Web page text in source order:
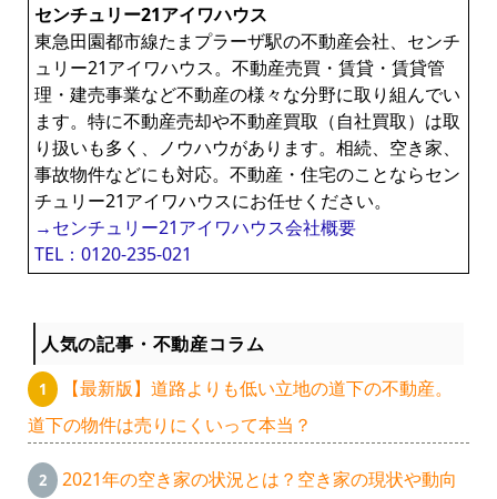
センチュリー21アイワハウス
東急田園都市線たまプラーザ駅の不動産会社、センチ
ュリー21アイワハウス。不動産売買・賃貸・賃貸管
理・建売事業など不動産の様々な分野に取り組んでい
ます。特に不動産売却や不動産買取（自社買取）は取
り扱いも多く、ノウハウがあります。相続、空き家、
事故物件などにも対応。不動産・住宅のことならセン
チュリー21アイワハウスにお任せください。
→センチュリー21アイワハウス会社概要
TEL：0120-235-021
人気の記事・不動産コラム
【最新版】道路よりも低い立地の道下の不動産。
道下の物件は売りにくいって本当？
2021年の空き家の状況とは？空き家の現状や動向